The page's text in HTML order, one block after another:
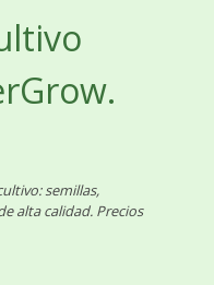
semillas,
alta calidad. Precios